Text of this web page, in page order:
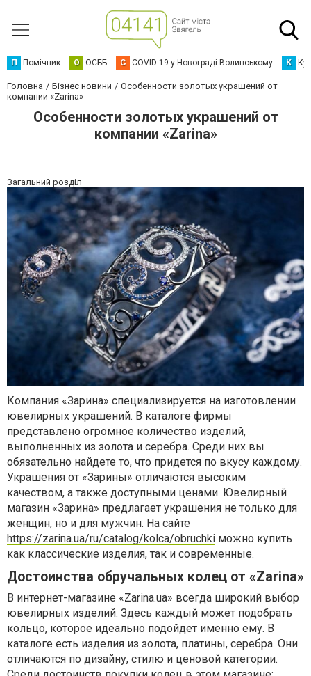
П Помічник О ОСББ C COVID-19 у Новограді-Волинському К
Головна Бізнес новини
Особенности золотых украшений от
компании «Zarina»
Особенности золотых украшений от
компании «Zarina»
Загальний розділ
Компания «Зарина» специализируется на изготовлении
ювелирных украшений. В каталоге фирмы
представлено огромное количество изделий,
выполненных из золота и серебра. Среди них вы
обязательно найдете то, что придется по вкусу каждому.
Украшения от «Зарины» отличаются высоким
качеством, а также доступными ценами. Ювелирный
магазин «Зарина» предлагает украшения не только для
женщин, но и для мужчин. На сайте
https://zarina.ua/ru/catalog/kolca/obruchki можно купить
как классические изделия, так и современные.
Достоинства обручальных колец от «Zarina»
В интернет-магазине «Zarina.ua» всегда широкий выбор
ювелирных изделий. Здесь каждый может подобрать
кольцо, которое идеально подойдет именно ему. В
каталоге есть изделия из золота, платины, серебра. Они
отличаются по дизайну, стилю и ценовой категории.